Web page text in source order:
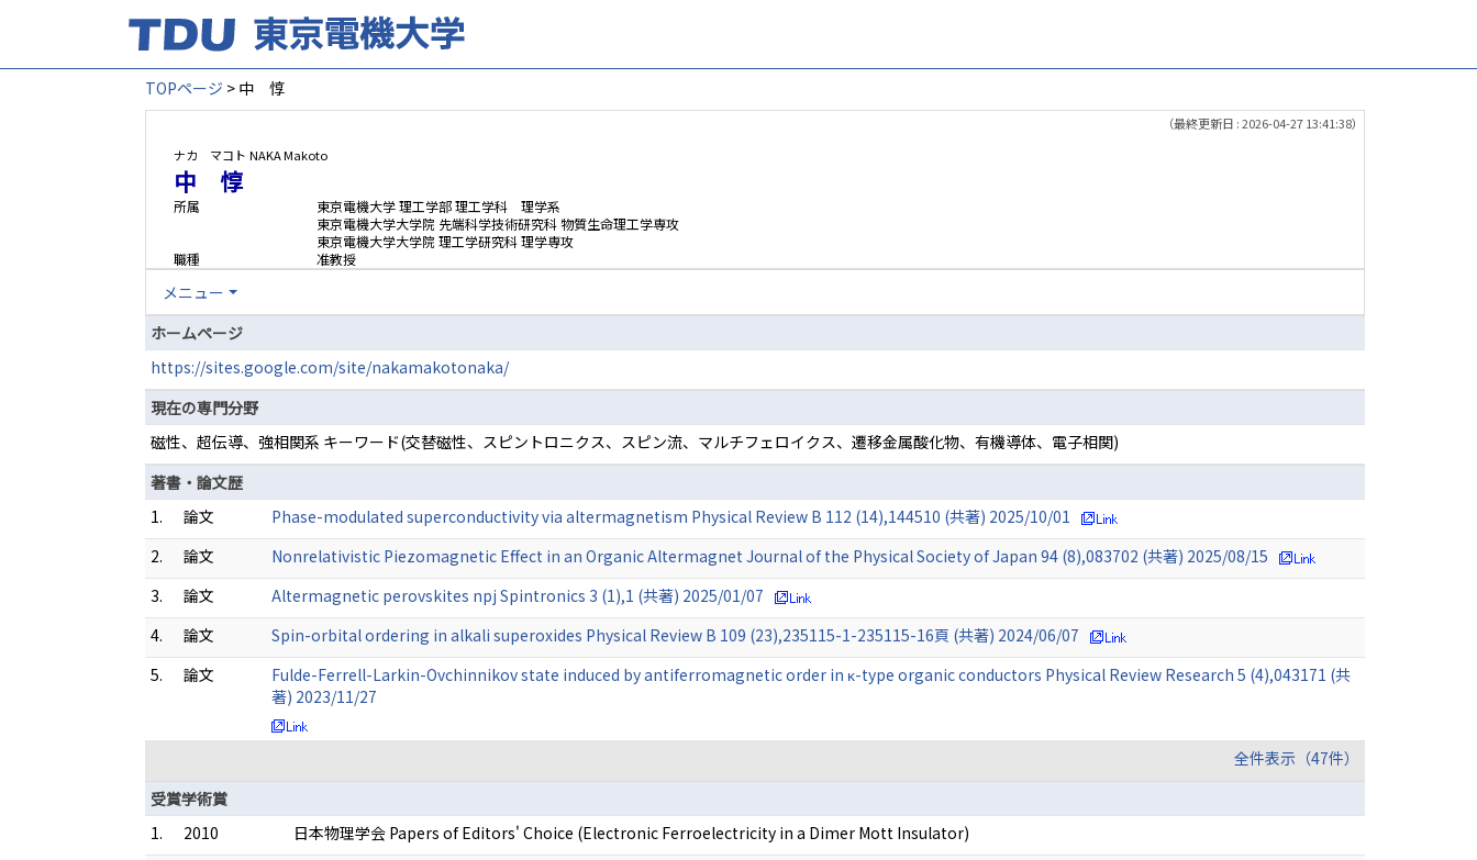
TOPページ > 中 惇
（最終更新日 : 2026-04-27 13:41:38）
ナカ マコト NAKA Makoto
中 惇
所属
東京電機大学 理工学部 理工学科 理学系
東京電機大学大学院 先端科学技術研究科 物質生命理工学専攻
東京電機大学大学院 理工学研究科 理学専攻
職種
准教授
メニュー
ホームページ
https://sites.google.com/site/nakamakotonaka/
現在の専門分野
磁性、超伝導、強相関系 キーワード(交替磁性、スピントロニクス、スピン流、マルチフェロイクス、遷移金属酸化物、有機導体、電子相関)
著書・論文歴
1.
論文
Phase-modulated superconductivity via altermagnetism Physical Review B 112 (14),144510 (共著) 2025/10/01
2.
論文
Nonrelativistic Piezomagnetic Effect in an Organic Altermagnet Journal of the Physical Society of Japan 94 (8),083702 (共著) 2025/08/15
3.
論文
Altermagnetic perovskites npj Spintronics 3 (1),1 (共著) 2025/01/07
4.
論文
Spin-orbital ordering in alkali superoxides Physical Review B 109 (23),235115-1-235115-16頁 (共著) 2024/06/07
5.
論文
Fulde-Ferrell-Larkin-Ovchinnikov state induced by antiferromagnetic order in κ-type organic conductors Physical Review Research 5 (4),043171 (共
著) 2023/11/27
全件表示（47件）
受賞学術賞
1.
2010
日本物理学会 Papers of Editors' Choice (Electronic Ferroelectricity in a Dimer Mott Insulator)